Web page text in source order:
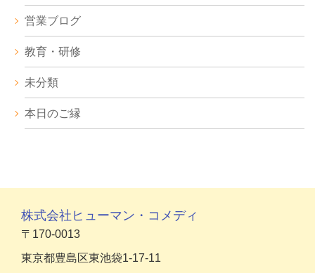
営業ブログ
教育・研修
未分類
本日のご縁
株式会社ヒューマン・コメディ
〒170-0013
東京都豊島区東池袋1-17-11